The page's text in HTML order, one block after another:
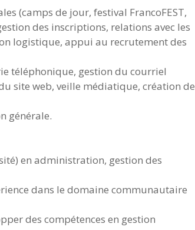
(camps de jour, festival FrancoFEST,
des inscriptions, relations avec les
logistique, appui au recrutement des
téléphonique, gestion du courriel
site web, veille médiatique, création de
générale.
en administration, gestion des
dans le domaine communautaire
des compétences en gestion